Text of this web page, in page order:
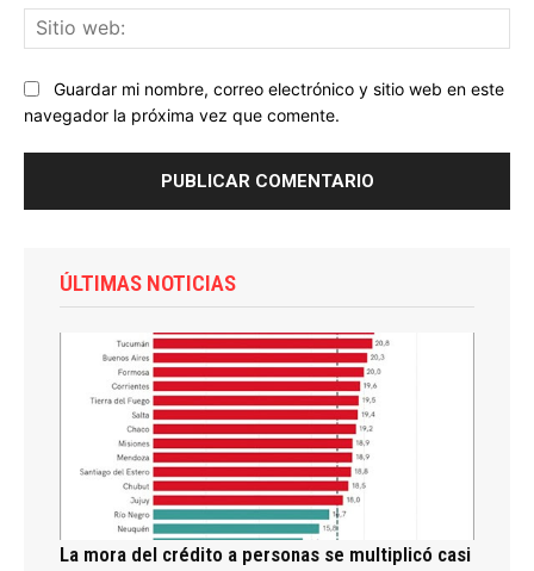
Guardar mi nombre, correo electrónico y sitio web en este
navegador la próxima vez que comente.
ÚLTIMAS NOTICIAS
La mora del crédito a personas se multiplicó casi